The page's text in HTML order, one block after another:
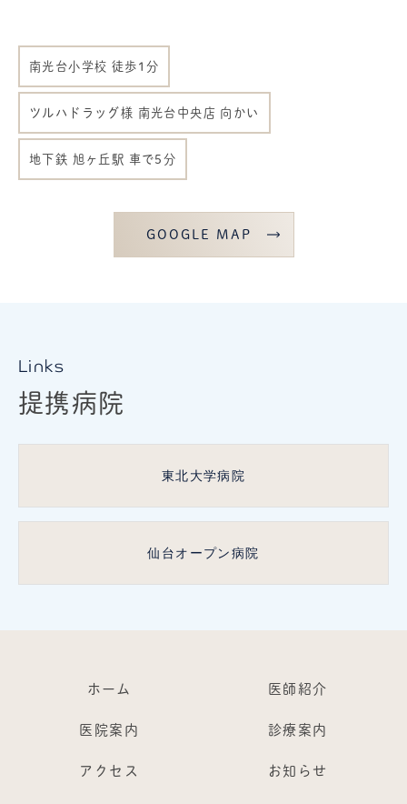
南光台小学校 徒歩1分
ツルハドラッグ様 南光台中央店 向かい
地下鉄 旭ヶ丘駅 車で5分
GOOGLE MAP
Links
提携病院
東北大学病院
仙台オープン病院
ホーム 医師紹介
医院案内 診療案内
アクセス お知らせ